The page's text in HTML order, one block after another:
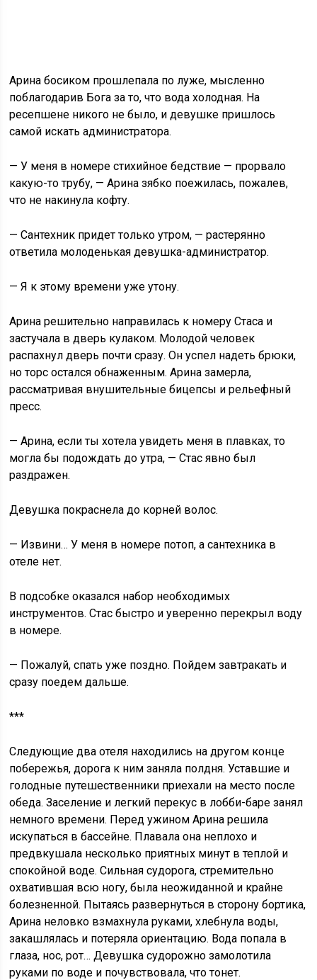
Арина босиком прошлепала по луже, мысленно
поблагодарив Бога за то, что вода холодная. На
ресепшене никого не было, и девушке пришлось
самой искать администратора.
— У меня в номере стихийное бедствие — прорвало
какую-то трубу, — Арина зябко поежилась, пожалев,
что не накинула кофту.
— Сантехник придет только утром, — растерянно
ответила молоденькая девушка-администратор.
— Я к этому времени уже утону.
Арина решительно направилась к номеру Стаса и
застучала в дверь кулаком. Молодой человек
распахнул дверь почти сразу. Он успел надеть брюки,
но торс остался обнаженным. Арина замерла,
рассматривая внушительные бицепсы и рельефный
пресс.
— Арина, если ты хотела увидеть меня в плавках, то
могла бы подождать до утра, — Стас явно был
раздражен.
Девушка покраснела до корней волос.
— Извини… У меня в номере потоп, а сантехника в
отеле нет.
В подсобке оказался набор необходимых
инструментов. Стас быстро и уверенно перекрыл воду
в номере.
— Пожалуй, спать уже поздно. Пойдем завтракать и
сразу поедем дальше.
***
Следующие два отеля находились на другом конце
побережья, дорога к ним заняла полдня. Уставшие и
голодные путешественники приехали на место после
обеда. Заселение и легкий перекус в лобби-баре занял
немного времени. Перед ужином Арина решила
искупаться в бассейне. Плавала она неплохо и
предвкушала несколько приятных минут в теплой и
спокойной воде. Сильная судорога, стремительно
охватившая всю ногу, была неожиданной и крайне
болезненной. Пытаясь развернуться в сторону бортика,
Арина неловко взмахнула руками, хлебнула воды,
закашлялась и потеряла ориентацию. Вода попала в
глаза, нос, рот… Девушка судорожно замолотила
руками по воде и почувствовала, что тонет.